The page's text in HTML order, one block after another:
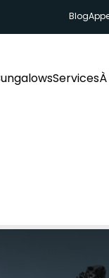
Blog
Services